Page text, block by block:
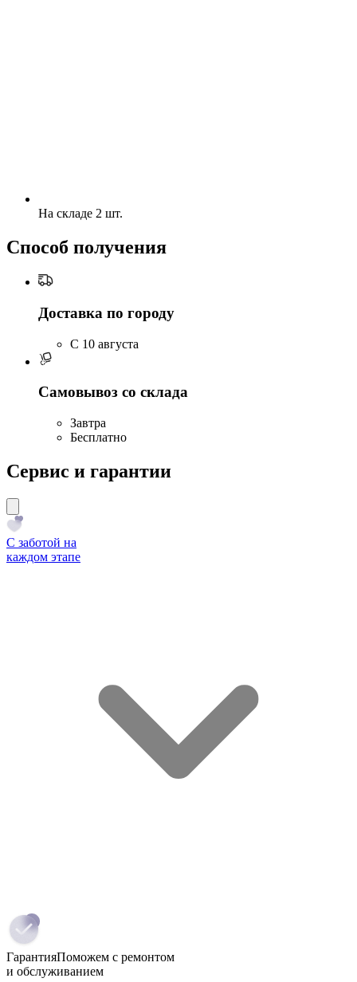
На складе 2 шт.
Способ получения
Доставка по городу
C 10 августа
Самовывоз со склада
Завтра
Бесплатно
Сервис и гарантии
С заботой на
каждом этапе
ГарантияПоможем с ремонтом
и обслуживанием